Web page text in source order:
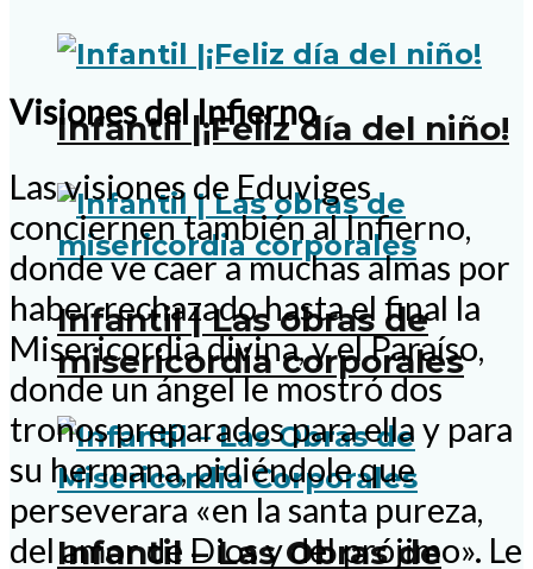
Infantil |¡Feliz día del niño!
Infantil | Las obras de
misericordia corporales
Infantil – Las Obras de
Visiones del Infierno
Las visiones de Eduviges
conciernen también al Infierno,
donde ve caer a muchas almas por
haber rechazado hasta el final la
Misericordia divina, y el Paraíso,
donde un ángel le mostró dos
tronos preparados para ella y para
su hermana, pidiéndole que
perseverara «en la santa pureza,
del amor de Dios y del prójimo». Le